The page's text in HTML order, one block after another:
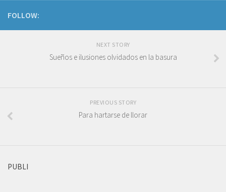
FOLLOW:
NEXT STORY
Sueños e ilusiones olvidados en la basura
PREVIOUS STORY
Para hartarse de llorar
PUBLI